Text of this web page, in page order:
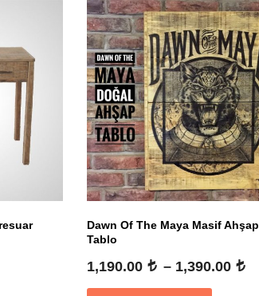
Dawn Of The Maya Masif Ahşap
Tablo
1,190.00 – 1,390.00